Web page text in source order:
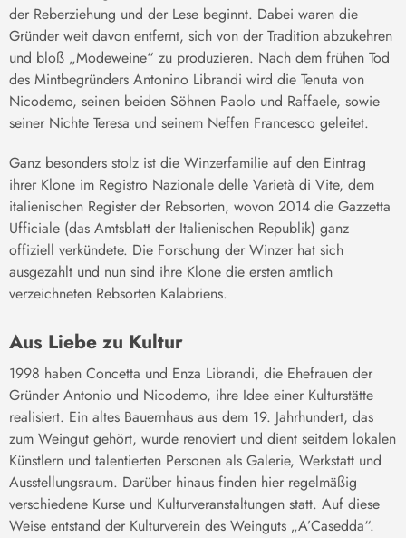
der Reberziehung und der Lese beginnt. Dabei waren die
Gründer weit davon entfernt, sich von der Tradition abzukehren
und bloß „Modeweine“ zu produzieren. Nach dem frühen Tod
des Mintbegründers Antonino Librandi wird die Tenuta von
Nicodemo, seinen beiden Söhnen Paolo und Raffaele, sowie
seiner Nichte Teresa und seinem Neffen Francesco geleitet.
Ganz besonders stolz ist die Winzerfamilie auf den Eintrag
ihrer Klone im Registro Nazionale delle Varietà di Vite, dem
italienischen Register der Rebsorten, wovon 2014 die Gazzetta
Ufficiale (das Amtsblatt der Italienischen Republik) ganz
offiziell verkündete. Die Forschung der Winzer hat sich
ausgezahlt und nun sind ihre Klone die ersten amtlich
verzeichneten Rebsorten Kalabriens.
Aus Liebe zu Kultur
1998 haben Concetta und Enza Librandi, die Ehefrauen der
Gründer Antonio und Nicodemo, ihre Idee einer Kulturstätte
realisiert. Ein altes Bauernhaus aus dem 19. Jahrhundert, das
zum Weingut gehört, wurde renoviert und dient seitdem lokalen
Künstlern und talentierten Personen als Galerie, Werkstatt und
Ausstellungsraum. Darüber hinaus finden hier regelmäßig
verschiedene Kurse und Kulturveranstaltungen statt. Auf diese
Weise entstand der Kulturverein des Weinguts „A’Casedda“.